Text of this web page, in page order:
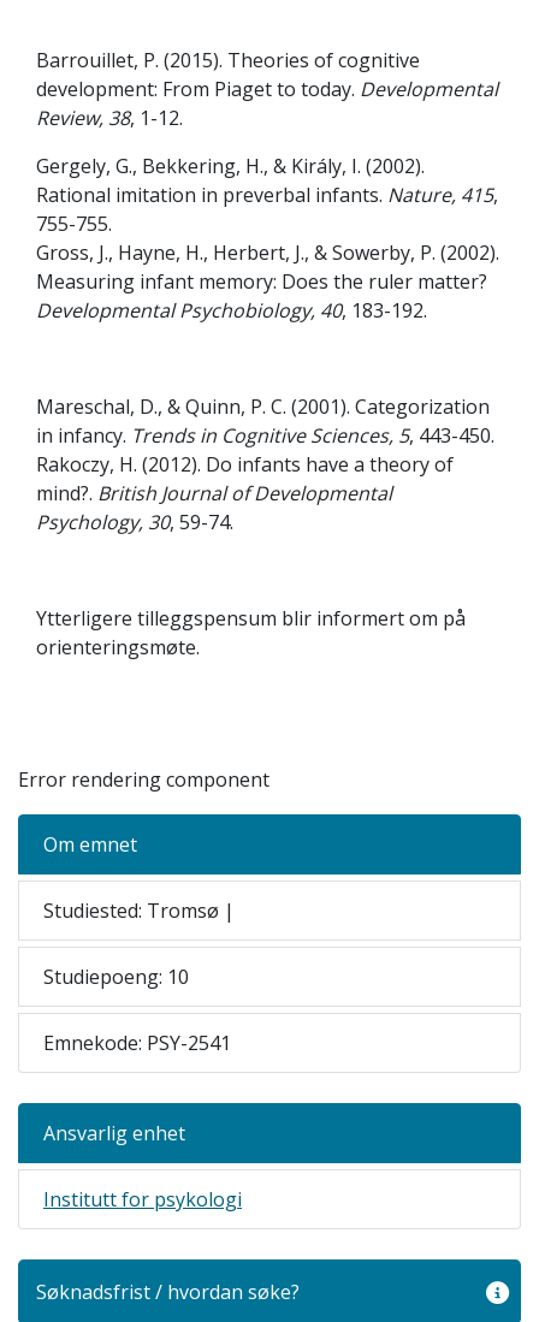
Barrouillet, P. (2015). Theories of cognitive
development: From Piaget to today. Developmental
Review, 38, 1-12.
Gergely, G., Bekkering, H., & Király, I. (2002).
Rational imitation in preverbal infants. Nature, 415,
755-755.
Gross, J., Hayne, H., Herbert, J., & Sowerby, P. (2002).
Measuring infant memory: Does the ruler matter?
Developmental Psychobiology, 40, 183-192.
Mareschal, D., & Quinn, P. C. (2001). Categorization
in infancy. Trends in Cognitive Sciences, 5, 443-450.
Rakoczy, H. (2012). Do infants have a theory of
mind?. British Journal of Developmental
Psychology, 30, 59-74.
Ytterligere tilleggspensum blir informert om på
orienteringsmøte.
Error rendering component
Om emnet
Studiested: Tromsø |
Studiepoeng: 10
Emnekode: PSY-2541
Ansvarlig enhet
Institutt for psykologi
Søknadsfrist / hvordan søke?